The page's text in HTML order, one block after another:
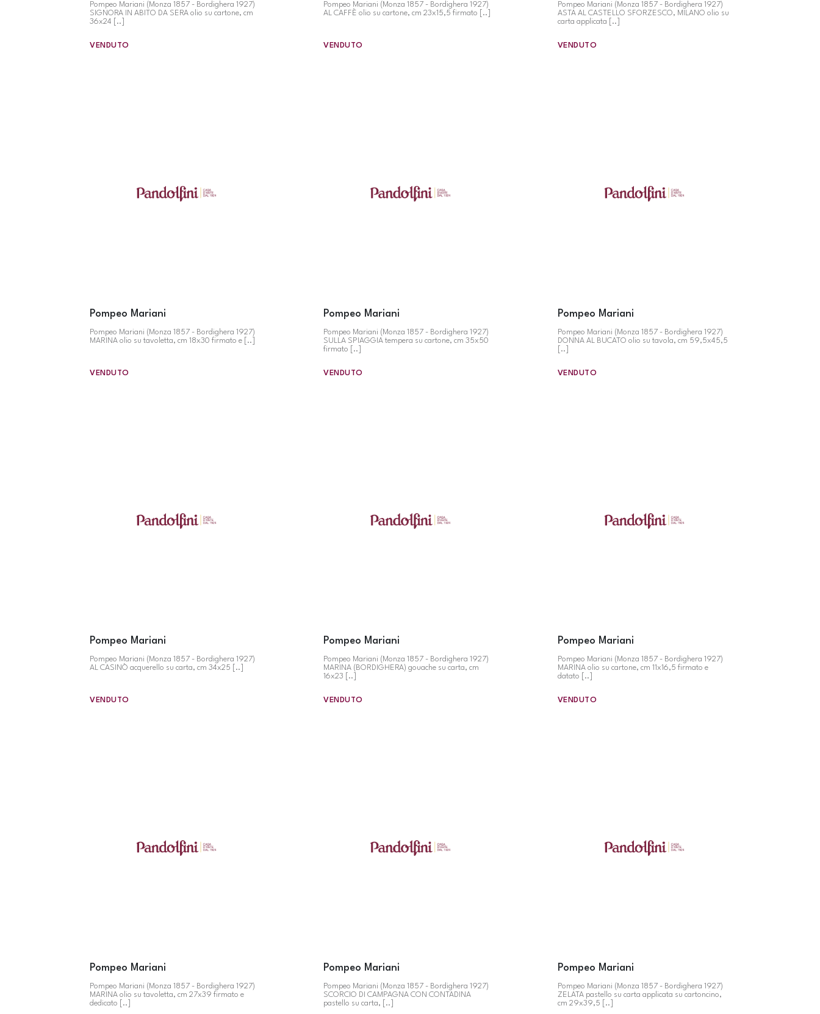
Pompeo Mariani (Monza 1857 - Bordighera 1927)
SIGNORA IN ABITO DA SERA olio su cartone, cm
36x24 [..]
VENDUTO
Pompeo Mariani (Monza 1857 - Bordighera 1927)
AL CAFFÈ olio su cartone, cm 23x15,5 firmato [..]
VENDUTO
Pompeo Mariani (Monza 1857 - Bordighera 1927)
ASTA AL CASTELLO SFORZESCO, MILANO olio su
carta applicata [..]
VENDUTO
Pompeo Mariani
Pompeo Mariani (Monza 1857 - Bordighera 1927)
MARINA olio su tavoletta, cm 18x30 firmato e [..]
VENDUTO
Pompeo Mariani
Pompeo Mariani (Monza 1857 - Bordighera 1927)
SULLA SPIAGGIA tempera su cartone, cm 35x50
firmato [..]
VENDUTO
Pompeo Mariani
Pompeo Mariani (Monza 1857 - Bordighera 1927)
DONNA AL BUCATO olio su tavola, cm 59,5x45,5
[..]
VENDUTO
Pompeo Mariani
Pompeo Mariani (Monza 1857 - Bordighera 1927)
AL CASINÒ acquerello su carta, cm 34x25 [..]
VENDUTO
Pompeo Mariani
Pompeo Mariani (Monza 1857 - Bordighera 1927)
MARINA (BORDIGHERA) gouache su carta, cm
16x23 [..]
VENDUTO
Pompeo Mariani
Pompeo Mariani (Monza 1857 - Bordighera 1927)
MARINA olio su cartone, cm 11x16,5 firmato e
datato [..]
VENDUTO
Pompeo Mariani
Pompeo Mariani (Monza 1857 - Bordighera 1927)
MARINA olio su tavoletta, cm 27x39 firmato e
dedicato [..]
Pompeo Mariani
Pompeo Mariani (Monza 1857 - Bordighera 1927)
SCORCIO DI CAMPAGNA CON CONTADINA
pastello su carta, [..]
Pompeo Mariani
Pompeo Mariani (Monza 1857 - Bordighera 1927)
ZELATA pastello su carta applicata su cartoncino,
cm 29x39,5 [..]